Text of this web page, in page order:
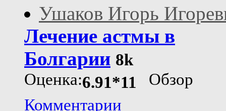
Ушаков Игорь
Лечение астмы в
Болгарии 8k
Оценка:6.91*11 Обзор
Комментарии